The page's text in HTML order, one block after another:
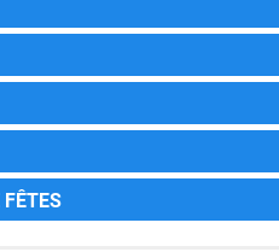
FÊTES